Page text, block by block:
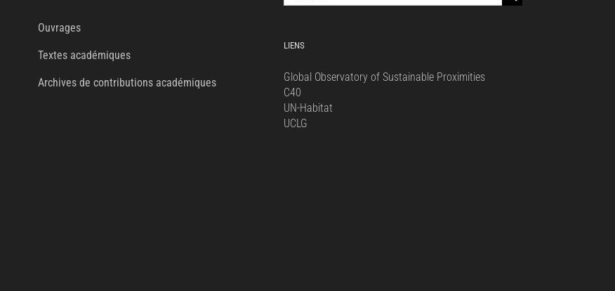
Ouvrages
Textes académiques
Archives de contributions académiques
for:
LIENS
Global Observatory of Sustainable Proximities
C40
UN-Habitat
UCLG